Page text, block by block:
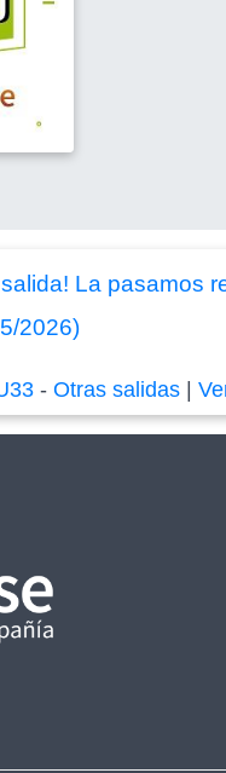
La pasamos
2026)
-Otras salidas |